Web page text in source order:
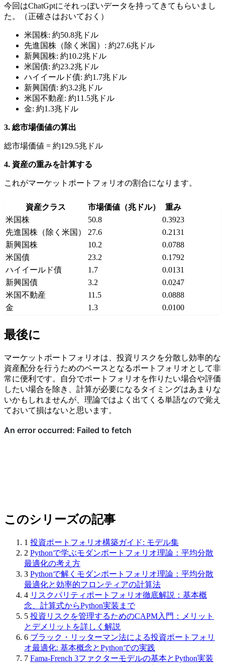
今回はChatGptにそれっぽいデータを持ってきてもらいまし
た。（正確さはおいておく）
米国株: 約50.8兆ドル
先進国株（除く米国）: 約27.6兆ドル
新興国株: 約10.2兆ドル
米国債: 約23.2兆ドル
ハイイールド債: 約1.7兆ドル
新興国債: 約3.2兆ドル
米国不動産: 約11.5兆ドル
金: 約1.3兆ドル
3. 総市場価値の算出
総市場価値 = 約129.5兆ドル
4. 資産の重みを計算する
これがマーケットポートフォリオの割合になります。
資産クラス 市場価値（兆ドル）
重み
米国株
50.8
0.3923
先進国株（除く米国）
27.6
0.2131
新興国株
10.2
0.0788
米国債
23.2
0.1792
ハイイールド債
1.7
0.0131
新興国債
3.2
0.0247
米国不動産
11.5
0.0888
金
1.3 0.0100
最後に
マーケットポートフォリオは、投資リスクを分散し効率的な
資産配分を行うためのベースとなるポートフォリオとして非
常に便利です。自分でポートフォリオを作りたい場合や評価
したい場合を除き、計算が必要になるタイミングはあまりな
いかもしれませんが、理論ではよく出てくる単語なので覚え
ておいて損はないと思います。
このシリーズの記事
1 投資ポートフォリオ構築ガイド: モデル集
2 Pythonで学ぶモダンポートフォリオ理論：平均分散
最適化の考え方
3 Pythonで解くモダンポートフォリオ理論：平均分散
最適化と効率的フロンティアの計算法
4 リスクパリティポートフォリオ徹底解説：基本概
念、計算式からPython実装まで
5 投資リスクを管理するためのCAPM入門：メリット
とデメリットを詳しく解説
6 ブラック・リッターマン法による投資ポートフォリ
オ最適化: 基本概念とPythonでの実践
7 Fama-French 3ファクターモデルの基本とPython実装